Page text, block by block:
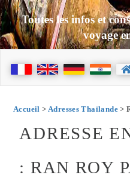
Toutes les infos et
voyage
Accueil > Adresses Thaïlande >
ADRESSE
: RAN ROY